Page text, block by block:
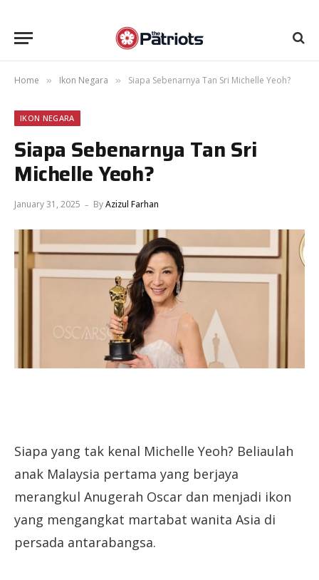
Home » Ikon Negara » Siapa Sebenarnya Tan Sri Michelle Yeoh?
IKON NEGARA
Siapa Sebenarnya Tan Sri
Michelle Yeoh?
January 31, 2025 ByAzizul Farhan
Siapa yang tak kenal Michelle Yeoh? Beliaulah
anak Malaysia pertama yang berjaya
merangkul Anugerah Oscar dan menjadi ikon
yang mengangkat martabat wanita Asia di
persada antarabangsa.